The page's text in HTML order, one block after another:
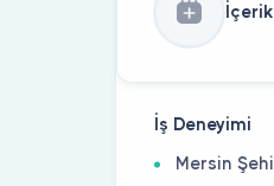
İş Deneyimi
Mersin